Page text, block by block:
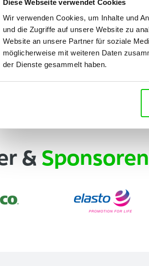
Diese Webseite verwendet Cookies
Wir verwenden Cookies, um Inhalte und
und die Zugriffe auf unsere Website zu
Website an unsere Partner für soziale
möglicherweise mit weiteren Daten
der Dienste gesammelt haben.
in
&Sponsoren